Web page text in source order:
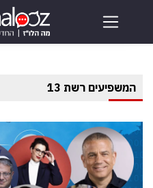
המשפיעים רשת 13